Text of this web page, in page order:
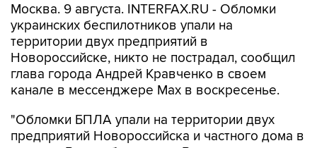
Москва. 9 августа. INTERFAX.RU - Обломки
украинских беспилотников упали на
территории двух предприятий в
Новороссийске, никто не пострадал, сообщил
глава города Андрей Кравченко в своем
канале в мессенджере Max в воскресенье.
"Обломки БПЛА упали на территории двух
предприятий Новороссийска и частного дома в